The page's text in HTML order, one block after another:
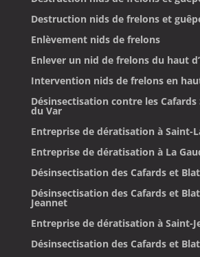
Destruction nids de frelons et
Enlèvement nids de frelons
Enlever un nid de frelons du haut
Intervention nids de frelons en
Désinsectisation contre les
du Var
Entreprise de dératisation à Saint-
Entreprise de dératisation à La
Désinsectisation des Cafards et
Désinsectisation des Cafards et
Jeannet
Entreprise de dératisation à Saint-
Désinsectisation des Cafards et